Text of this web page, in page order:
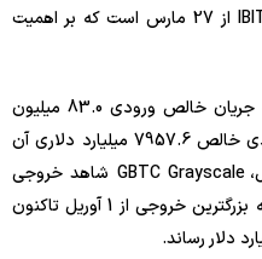
این بزرگترین روز ورودی خالص برای IBIT از 27 مارس است که بر اهمیت
در همین حال، FBTC فیدلیتی نیز یک جریان خالص ورودی 83.0 میلیون
دلاری را تجربه کرد که به مجموع ورودی خالص 7957.6 میلیارد دلاری آن
کمک کرد. به گزارش فارسید، در مقابل، GBTC Grayscale شاهد خروجی
قابل توجه 198.9 میلیون دلاری بود که بزرگترین خروجی از 1 آوریل تاکنون